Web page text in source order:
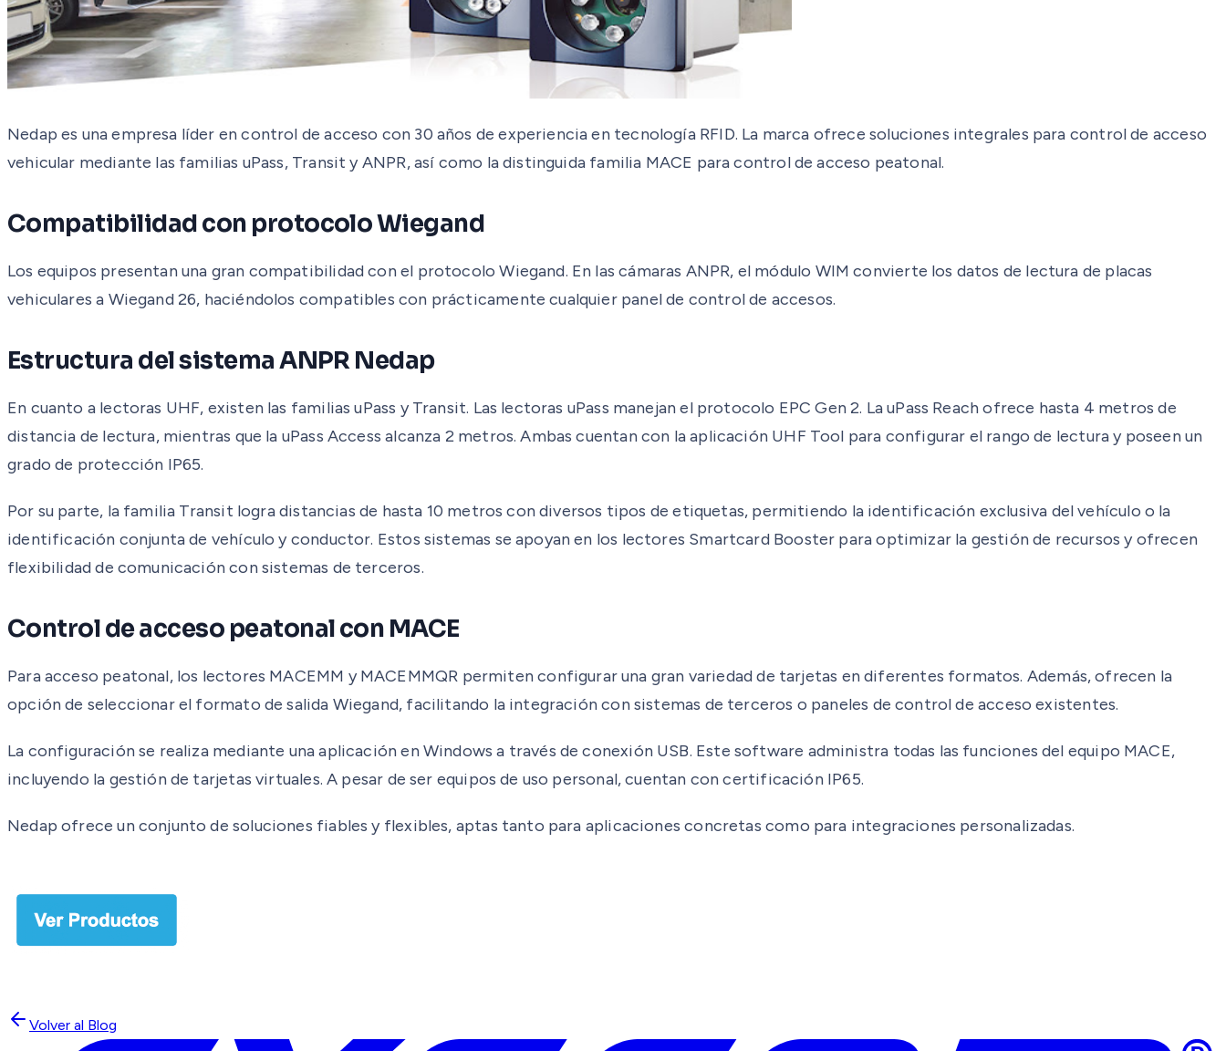
Nedap es una empresa líder en control de acceso con 30 años de experiencia en tecnología RFID. La marca ofrece soluciones integrales para control de acceso
vehicular mediante las familias uPass, Transit y ANPR, así como la distinguida familia MACE para control de acceso peatonal.
Compatibilidad con protocolo Wiegand
Los equipos presentan una gran compatibilidad con el protocolo Wiegand. En las cámaras ANPR, el módulo WIM convierte los datos de lectura de placas
vehiculares a Wiegand 26, haciéndolos compatibles con prácticamente cualquier panel de control de accesos.
Estructura del sistema ANPR Nedap
En cuanto a lectoras UHF, existen las familias uPass y Transit. Las lectoras uPass manejan el protocolo EPC Gen 2. La uPass Reach ofrece hasta 4 metros de
distancia de lectura, mientras que la uPass Access alcanza 2 metros. Ambas cuentan con la aplicación UHF Tool para configurar el rango de lectura y poseen un
grado de protección IP65.
Por su parte, la familia Transit logra distancias de hasta 10 metros con diversos tipos de etiquetas, permitiendo la identificación exclusiva del vehículo o la
identificación conjunta de vehículo y conductor. Estos sistemas se apoyan en los lectores Smartcard Booster para optimizar la gestión de recursos y ofrecen
flexibilidad de comunicación con sistemas de terceros.
Control de acceso peatonal con MACE
Para acceso peatonal, los lectores MACEMM y MACEMMQR permiten configurar una gran variedad de tarjetas en diferentes formatos. Además, ofrecen la
opción de seleccionar el formato de salida Wiegand, facilitando la integración con sistemas de terceros o paneles de control de acceso existentes.
La configuración se realiza mediante una aplicación en Windows a través de conexión USB. Este software administra todas las funciones del equipo MACE,
incluyendo la gestión de tarjetas virtuales. A pesar de ser equipos de uso personal, cuentan con certificación IP65.
Nedap ofrece un conjunto de soluciones fiables y flexibles, aptas tanto para aplicaciones concretas como para integraciones personalizadas.
Volver al Blog